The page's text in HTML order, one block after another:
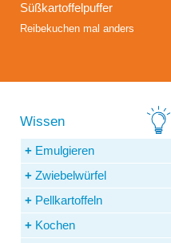
Süßkartoffelpuffer
Reibekuchen mal anders
Emulgieren
Zwiebelwürfel
Pellkartoffeln
Kochen